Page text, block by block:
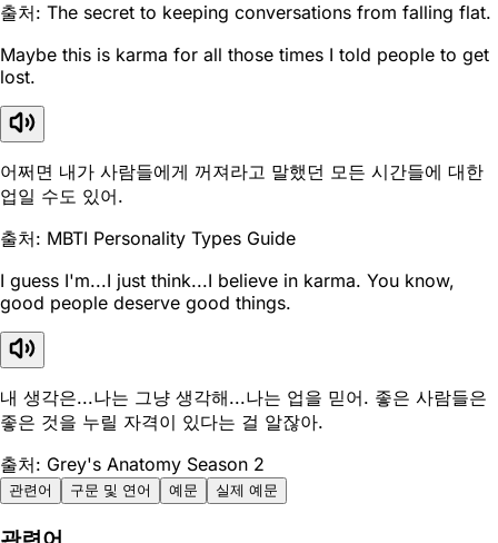
출처: The secret to keeping conversations from falling flat.
Maybe this is karma for all those times I told people to get
lost.
어쩌면 내가 사람들에게 꺼져라고 말했던 모든 시간들에 대한
업일 수도 있어.
출처: MBTI Personality Types Guide
I guess I'm...I just think...I believe in karma. You know,
good people deserve good things.
내 생각은...나는 그냥 생각해...나는 업을 믿어. 좋은 사람들은
좋은 것을 누릴 자격이 있다는 걸 알잖아.
출처: Grey's Anatomy Season 2
관련어 구문 및 연어 예문 실제 예문